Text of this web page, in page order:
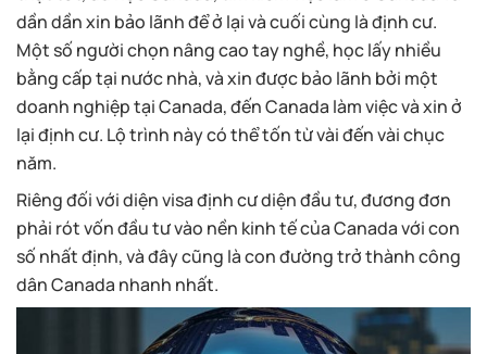
dần dần xin bảo lãnh để ở lại và cuối cùng là định cư.
Một số người chọn nâng cao tay nghề, học lấy nhiều
bằng cấp tại nước nhà, và xin được bảo lãnh bởi một
doanh nghiệp tại Canada, đến Canada làm việc và xin ở
lại định cư. Lộ trình này có thể tốn từ vài đến vài chục
năm.
Riêng đối với diện visa định cư diện đầu tư, đương đơn
phải rót vốn đầu tư vào nền kinh tế của Canada với con
số nhất định, và đây cũng là con đường trở thành công
dân Canada nhanh nhất.